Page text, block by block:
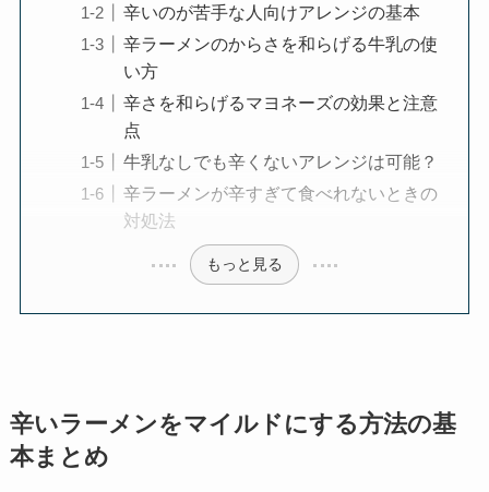
辛いのが苦手な人向けアレンジの基本
辛ラーメンのからさを和らげる牛乳の使
い方
辛さを和らげるマヨネーズの効果と注意
点
牛乳なしでも辛くないアレンジは可能？
辛ラーメンが辛すぎて食べれないときの
対処法
もっと見る
辛いラーメンをマイルドにする方法の基
本まとめ